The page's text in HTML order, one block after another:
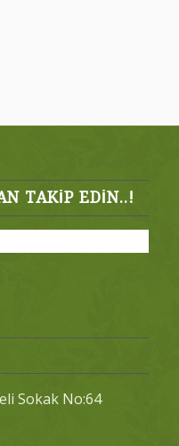
TAKIP EDIN..!
Sokak No:64